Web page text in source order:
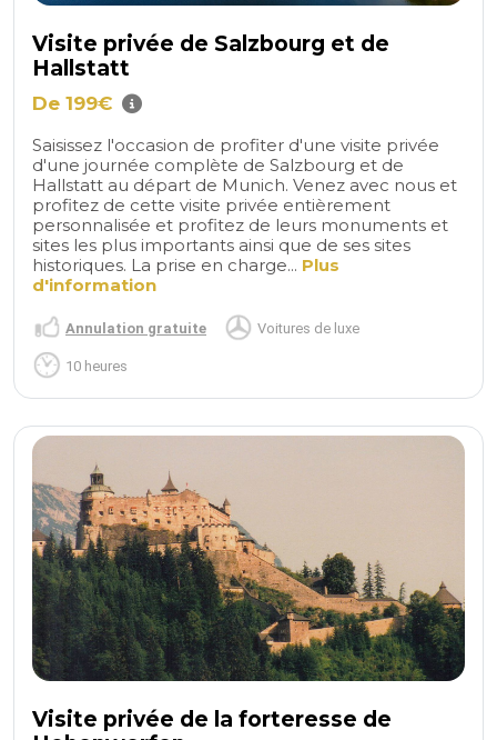
Visite privée de Salzbourg et de
Hallstatt
De 199€
Saisissez l'occasion de profiter d'une visite privée
d'une journée complète de Salzbourg et de
Hallstatt au départ de Munich. Venez avec nous et
profitez de cette visite privée entièrement
personnalisée et profitez de leurs monuments et
sites les plus importants ainsi que de ses sites
historiques. La prise en charge... Plus
d'information
Annulation gratuite Voitures de luxe
10 heures
Visite privée de la forteresse de